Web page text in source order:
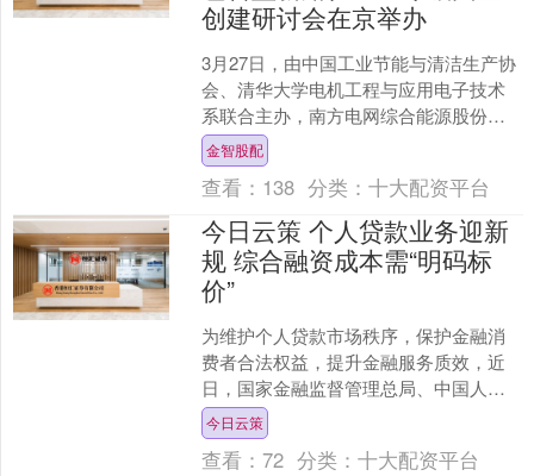
创建研讨会在京举办
3月27日，由中国工业节能与清洁生产协
会、清华大学电机工程与应用电子技术
系联合主办，南方电网综合能源股份有
限公司（以下简称“南网能源（003035）
公司”）等单....
金智股配
查看： 138 分类：十大配资平台
今日云策 个人贷款业务迎新
规 综合融资成本需“明码标
价”
为维护个人贷款市场秩序，保护金融消
费者合法权益，提升金融服务质效，近
日，国家金融监督管理总局、中国人民
银行联合发布《个人贷款业务明示综合
融资成本规定》（以下简称....
今日云策
查看：72 分类：十大配资平台